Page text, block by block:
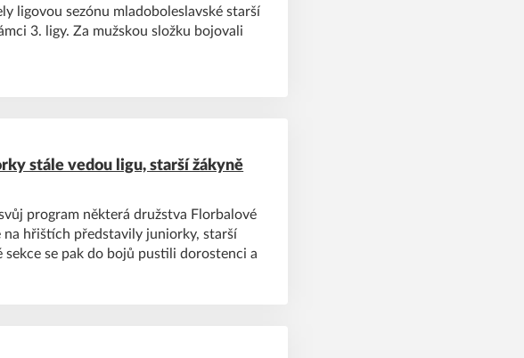
ligovou sezónu mladoboleslavské starší
3. ligy. Za mužskou složku bojovali
stále vedou ligu, starší žákyně
program některá družstva Florbalové
na hřištích představily juniorky, starší
sekce se pak do bojů pustili dorostenci a